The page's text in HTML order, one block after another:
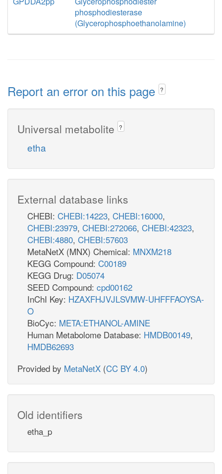
phosphodiesterase
(Glycerophosphoethanolamine)
Report an error on this page ?
Universal metabolite ?
etha
External database links
CHEBI: CHEBI:14223, CHEBI:16000,
CHEBI:23979, CHEBI:272066, CHEBI:42323,
CHEBI:4880, CHEBI:57603
MetaNetX (MNX) Chemical: MNXM218
KEGG Compound: C00189
KEGG Drug: D05074
SEED Compound: cpd00162
InChI Key: HZAXFHJVJLSVMW-UHFFFAOYSA-
O
BioCyc: META:ETHANOL-AMINE
Human Metabolome Database: HMDB00149,
HMDB62693
Provided by MetaNetX (CC BY 4.0)
Old identifiers
etha_p